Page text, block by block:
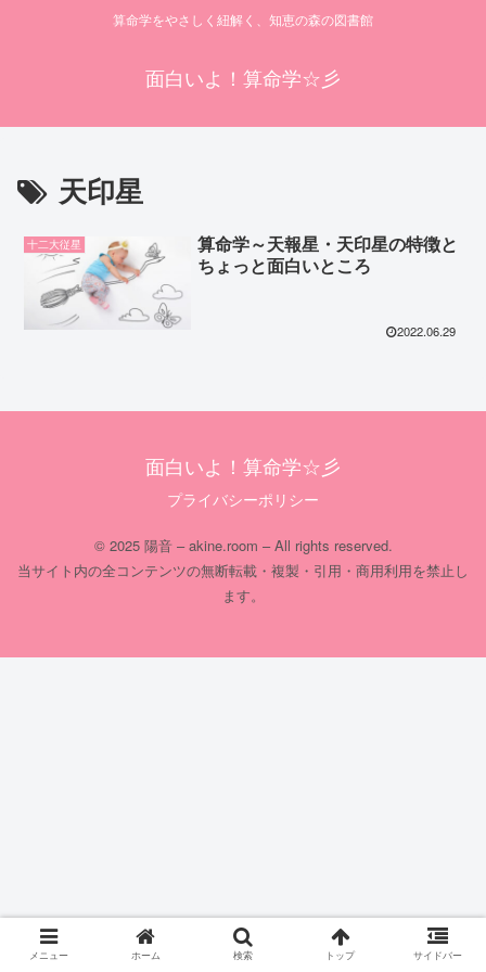
算命学をやさしく紐解く、知恵の森の図書館
面白いよ！算命学☆彡
天印星
十二大従星
算命学～天報星・天印星の特徴と
ちょっと面白いところ
2022.06.29
面白いよ！算命学☆彡
プライバシーポリシー
© 2025 陽音 – akine.room – All rights reserved.
当サイト内の全コンテンツの無断転載・複製・引用・商用利用を禁止し
ます。
メニュー ホーム 検索 トップ サイドバー